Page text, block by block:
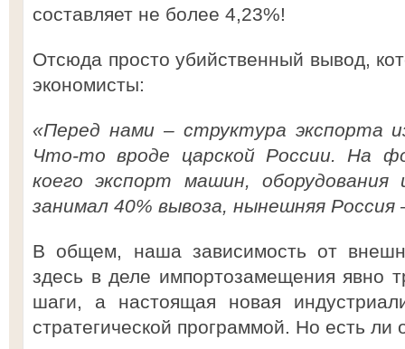
составляет не более 4,23%!
Отсюда просто убийственный вывод,
экономисты:
«Перед нами – структура экспорта
Что-то вроде царской России. На
коего экспорт машин,
занимал 40% вывоза, нынешняя
В общем, наша зависимость от
здесь в деле импортозамещения явно
шаги, а настоящая новая
стратегической программой. Но есть ли